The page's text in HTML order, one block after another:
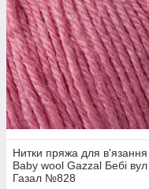
Нитки пряжа для в'язання
Baby wool Gazzal Бебі вул
Газал №828